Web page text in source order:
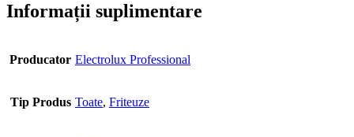
Informații suplimentare
Producator Electrolux Professional
Tip Produs Toate, Friteuze